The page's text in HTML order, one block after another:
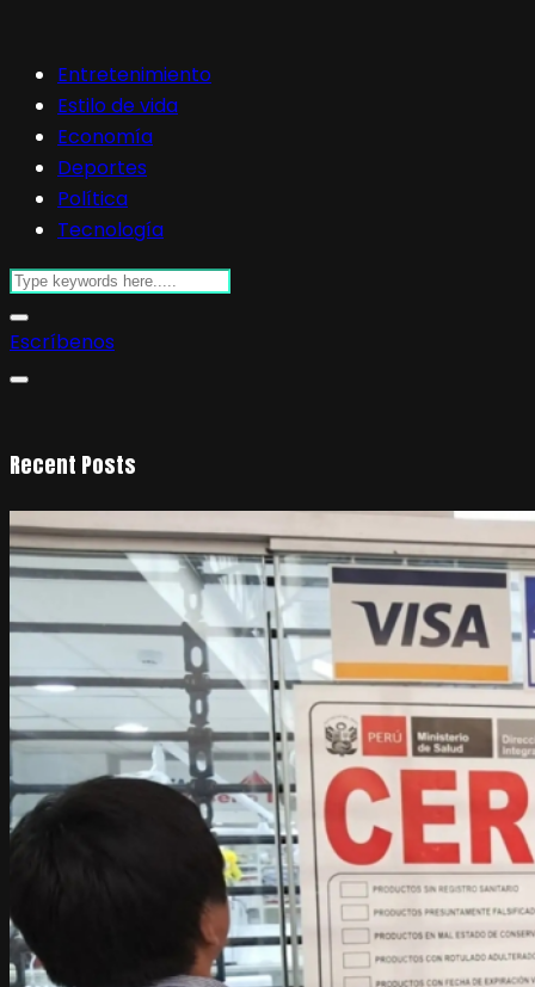
Entretenimiento
Estilo de vida
Economía
Deportes
Política
Tecnología
Escríbenos
Recent Posts